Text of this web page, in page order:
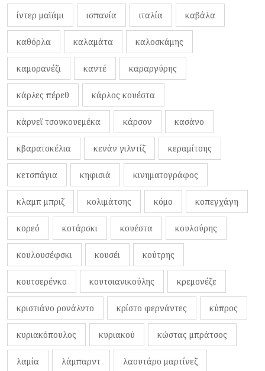
ίντερ μαϊάμι ισπανία ιταλία καβάλα
καθόρλα καλαμάτα καλοσκάμης
καμορανέζι καντέ καραργύρης
κάρλες πέρεθ κάρλος κουέστα
κάρνεϊ τσουκουεμέκα κάρσον κασάνο
κβαρατσκέλια κενάν γιλντίζ κεραμίτσης
κετσπάγια κηφισιά κινηματογράφος
κλαμπ μπριζ κολιμάτσης κόμο κοπεγχάγη
κορεό κοτάρσκι κουέστα κουλούρης
κουλουσέφσκι κουσέι κούτρης
κουτσερένκο κουτσιανικούλης κρεμονέζε
κριστιάνο ρονάλντο κρίστο φερνάντες κύπρος
κυριακόπουλος κυριακού κώστας μπράτσος
λαμία λάμπαρντ λαουτάρο μαρτίνεζ